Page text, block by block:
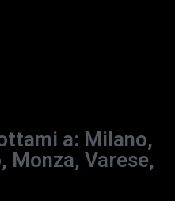
a: Milano,
Monza, Varese,